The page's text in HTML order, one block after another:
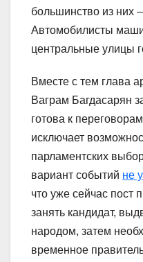
большинство из них
Автомобилисты
центральные улицы
Вместе с тем глава
Ваграм Багдасарян
готова к
исключает
парламентских
вариант событий не
что уже сейчас пост
занять кандидат,
народом, затем
временное